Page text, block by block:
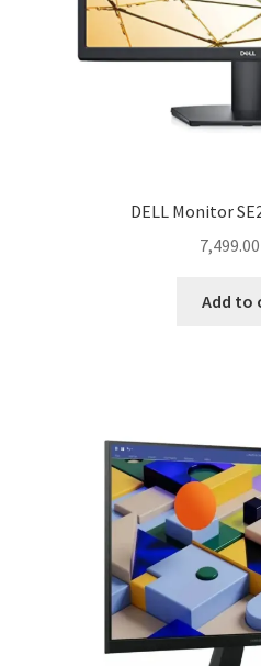
DELL Monitor
7,499.00
Add to